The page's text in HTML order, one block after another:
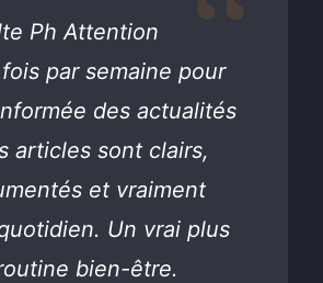
Ph Attention
par semaine pour
des actualités
articles sont clairs,
et vraiment
Un vrai plus
bien-être.